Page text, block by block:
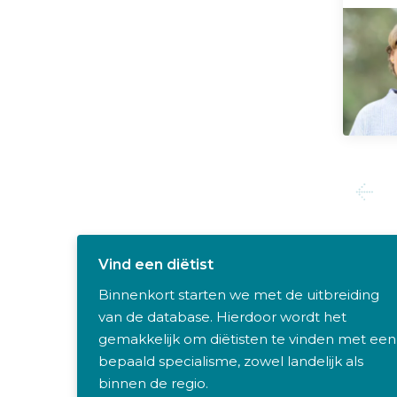
Vind een diëtist
Binnenkort starten we met de uitbreiding
van de database. Hierdoor wordt het
gemakkelijk om diëtisten te vinden met een
bepaald specialisme, zowel landelijk als
binnen de regio.